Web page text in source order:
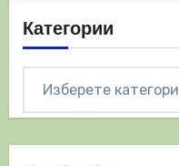
Категории